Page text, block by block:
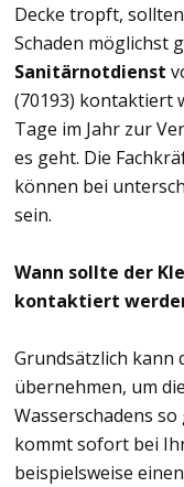
Decke tropft,
Schaden möglichst
Sanitärnotdienst
(70193) kontaktiert
Tage im Jahr zur
es geht. Die
können bei
sein.
Wann sollte der
kontaktiert
Grundsätzlich kann
übernehmen, um
Wasserschadens
kommt sofort bei
beispielsweise